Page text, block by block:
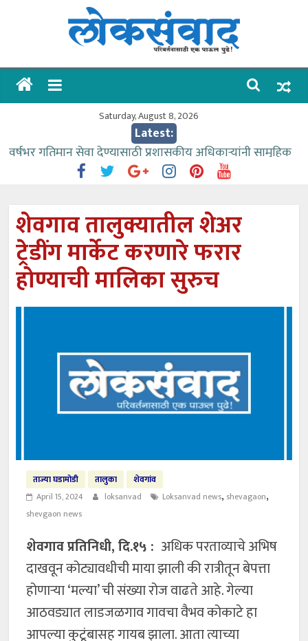
लोकसंवाद
ताज्या
Saturday, August 8, 2026
Latest:
वर्षभर गतिमान सेवा देण्यासाठी प्रशासकीय अधिकाऱ्यांनी सामुहिक
प्रयत्न करावे – आमदार काळे
काळे
आत्मामालिक गुरूकूलाचे २२८ विद्यार्थी शिष्यवृत्तीस पात्र
ईच्छा आणि मेहनतीच्या बळावर यश मिळवता येते – शिवप्रसाद
पंडोरे
आमदार आशुतोष काळे यांचा वाढदिवस विविध सामाजिक
उपक्रमांनी साजरा
शेवगाव तालुक्यातील शेअर
ट्रेडींग मार्केट करणारे फरार
होण्याची मालिका सुरुच
ताज्या घडामोडी तालुका
शेवगांव
April 15, 2024
loksanvad Loksanvad news, shevagaon,
shevgaon news
शेवगाव प्रतिनिधी, दि.१५ : अधिक परताव्याचे अभिष
दाखवून कोट्यावधीची माया झाली की रात्रीतून बेपत्ता
होणाऱ्या ‘मल्या’ ची संख्या रोज वाढते आहे. गेल्या
आठवड्यात लाडजळगाव गावचा वैभव कोकाटे हा
आपल्या कुटूंबासह गायब झाला. आता त्याच्या